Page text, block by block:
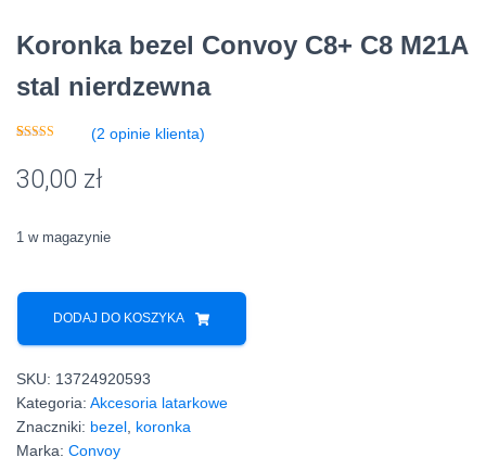
Koronka bezel Convoy C8+ C8 M21A
stal nierdzewna
podstawie
ocen
(2 opinie klienta)
30,00 zł
1 w magazynie
ilość
Koronka
bezel
C8+
C8
M21A
stal
DODAJ DO KOSZYKA
SKU: 13724920593
Kategoria: Akcesoria latarkowe
Znaczniki: bezel, koronka
Marka: Convoy